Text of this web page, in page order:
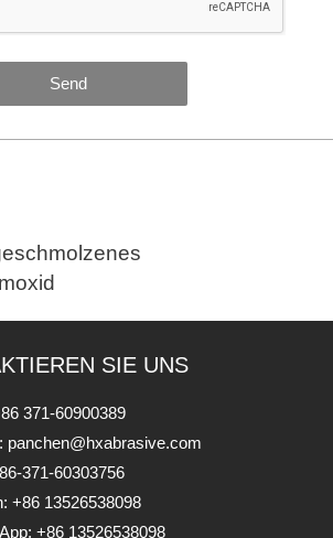
Send
SIE UNS
371-60900389
panchen@hxabrasive.com
371-60303756
+86 13526538098
+86 13526538098